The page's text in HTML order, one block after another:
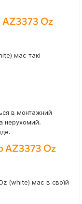
AZ3373 Oz
має такі
в монтажний
нерухомий.
AZ3373 Oz
(white) має в своїй